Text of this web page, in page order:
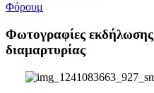
Φόρουμ
Φωτογραφίες εκδήλωσης
διαμαρτυρίας